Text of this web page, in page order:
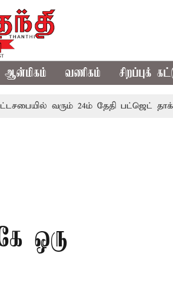
ஆன்மிகம் வணிகம் சிறப்புக்
வரும் 24ம் தேதி பட்ஜெட் தாக்கல்
ஒரு